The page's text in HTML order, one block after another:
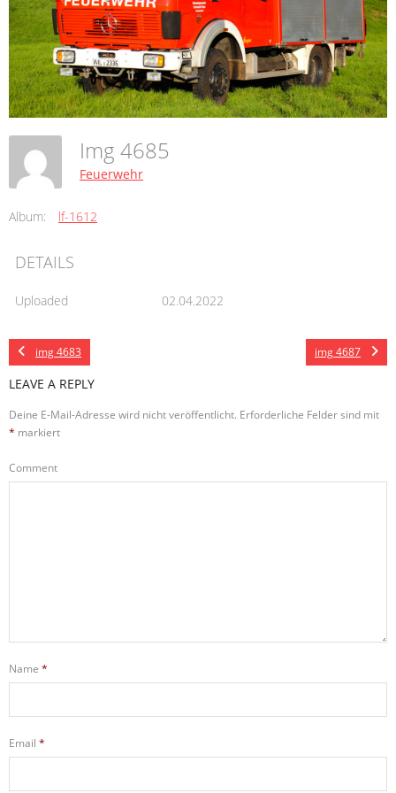
Img 4685
Feuerwehr
Album: lf-1612
DETAILS
Uploaded 02.04.2022
img 4683 img 4687
LEAVE A REPLY
Deine E-Mail-Adresse wird nicht veröffentlicht. Erforderliche Felder sind mit
* markiert
Comment
Name *
Email *